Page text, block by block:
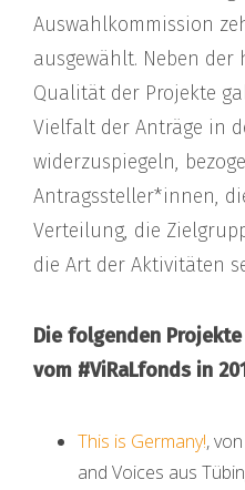
Auswahlkommission
ausgewählt. Neben
Qualität der Projekte
Vielfalt der Anträge in
widerzuspiegeln,
Antragssteller*innen,
Verteilung, die
die Art der Aktivitäten
Die folgenden
vom #ViRaLfonds in
This is Germany!,
and Voices aus